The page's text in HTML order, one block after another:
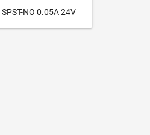
NO 0.05A 24V